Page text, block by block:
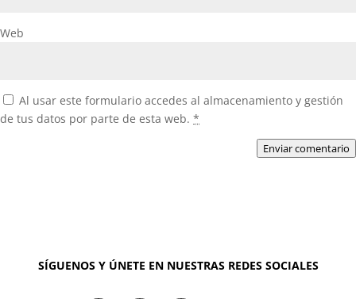
Web
Al usar este formulario accedes al almacenamiento y gestión
de tus datos por parte de esta web. *
Enviar comentario
SÍGUENOS Y ÚNETE EN NUESTRAS REDES SOCIALES